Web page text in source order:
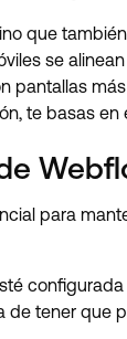
que
se
pantallas
te basas
para
de tener